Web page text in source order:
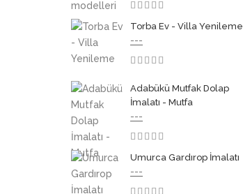
3.50
Torba Ev - Villa Yenileme
---
Adabükü Mutfak Dolap
İmalatı - Mutfa
---
Umurca Gardırop İmalatı
---